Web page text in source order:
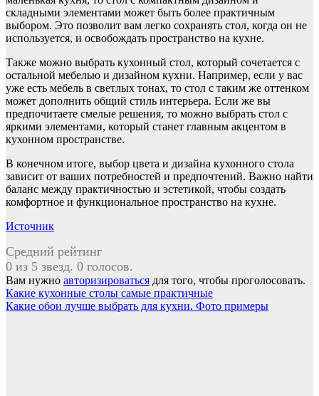
складными элементами может быть более практичным
выбором. Это позволит вам легко сохранять стол, когда он не
используется, и освобождать пространство на кухне.
Также можно выбрать кухонный стол, который сочетается с
остальной мебелью и дизайном кухни. Например, если у вас
уже есть мебель в светлых тонах, то стол с таким же оттенком
может дополнить общий стиль интерьера. Если же вы
предпочитаете смелые решения, то можно выбрать стол с
яркими элементами, который станет главным акцентом в
кухонном пространстве.
В конечном итоге, выбор цвета и дизайна кухонного стола
зависит от ваших потребностей и предпочтений. Важно найти
баланс между практичностью и эстетикой, чтобы создать
комфортное и функциональное пространство на кухне.
Источник
Средний рейтинг
0 из 5 звезд. 0 голосов.
Вам нужно авторизироваться для того, чтобы проголосовать.
Навигация
по
Какие кухонные столы самые практичные
Какие обои лучше выбрать для кухни. Фото примеры